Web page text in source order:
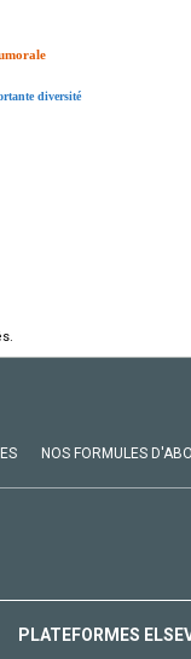
diversité
NOS FORMULES
PLATEFORMES